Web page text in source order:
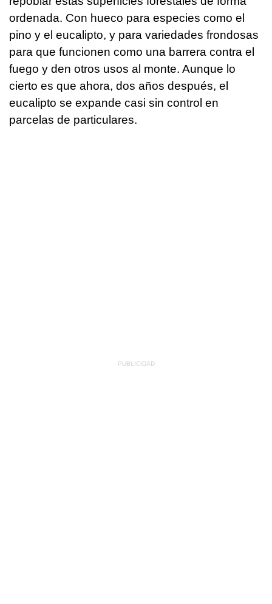
ordenada. Con hueco para especies como el
pino y el eucalipto, y para variedades frondosas
para que funcionen como una barrera contra el
fuego y den otros usos al monte. Aunque lo
cierto es que ahora, dos años después, el
eucalipto se expande casi sin control en
parcelas de particulares.